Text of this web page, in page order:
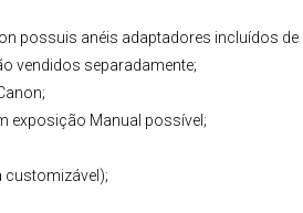
possuis anéis adaptadores incluídos
vendidos separadamente;
exposição Manual possível;
customizável);